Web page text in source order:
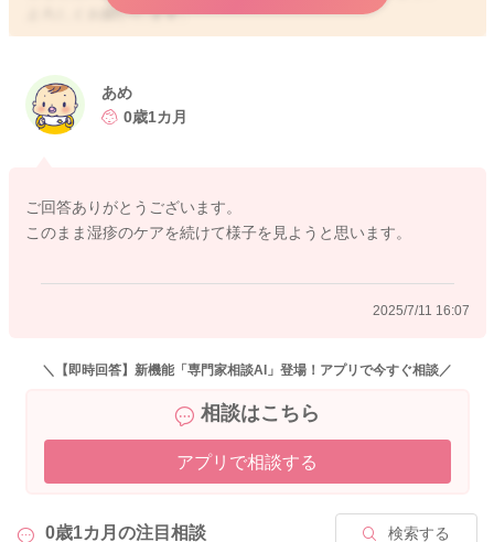
よろしくお願いします。
あめ
0歳1カ月
ご回答ありがとうございます。
このまま湿疹のケアを続けて様子を見ようと思います。
2025/7/11 16:07
＼【即時回答】新機能「専門家相談AI」登場！アプリで今すぐ相談／
相談はこちら
アプリで相談する
0歳1カ月の注目相談 検索する